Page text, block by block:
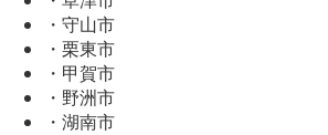
・守山市
・栗東市
・甲賀市
・野洲市
・湖南市